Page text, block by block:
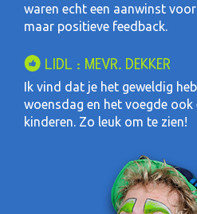
waren echt een aanwinst
maar positieve feedback.
LIDL : MEVR. DEKKER
Ik vind dat je het geweldig
woensdag en het voegde
kinderen. Zo leuk om te zien!